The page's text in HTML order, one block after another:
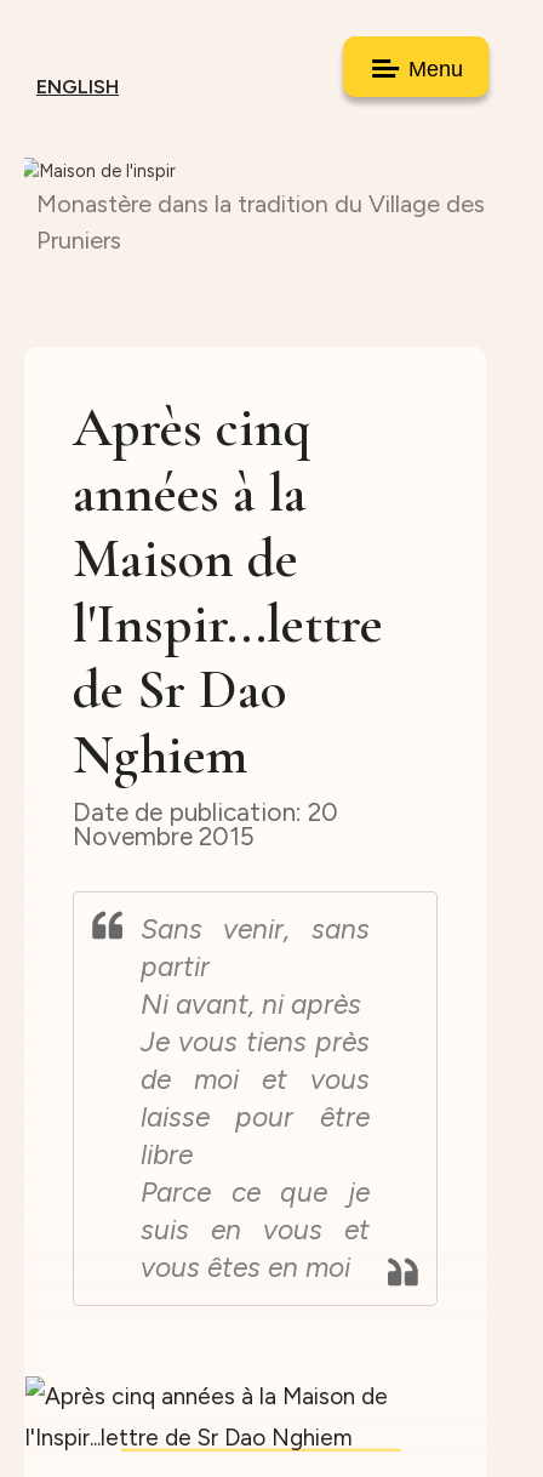
Menu
ENGLISH
Monastère dans la tradition du Village des
Pruniers
Après cinq
années à la
Maison de
l'Inspir...lettre
de Sr Dao
Nghiem
20
Novembre 2015
Sans venir, sans
partir
Ni avant, ni après
Je vous tiens près
de moi et vous
laisse pour être
libre
Parce ce que je
suis en vous et
vous êtes en moi